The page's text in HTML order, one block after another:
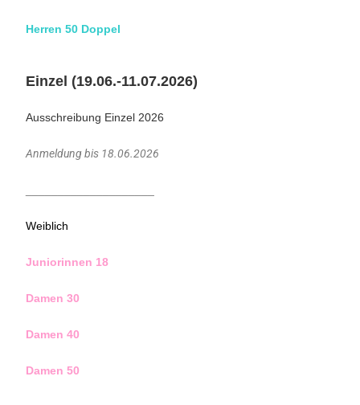
Herren 50 Doppel
Einzel (19.06.-11.07.2026)
Ausschreibung Einzel 2026
Anmeldung bis 18.06.2026
Weiblich
Juniorinnen 18
Damen 30
Damen 40
Damen 50